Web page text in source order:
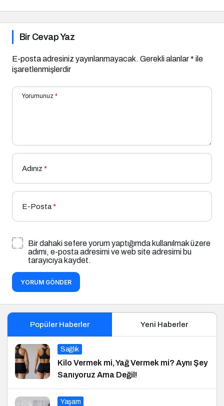
Bir Cevap Yaz
E-posta adresiniz yayınlanmayacak. Gerekli alanlar* ile
işaretlenmişlerdir
Yorumunuz *
Adınız *
E-Posta*
Bir dahaki sefere yorum yaptığımda kullanılmak üzere
adımı, e-posta adresimi ve web site adresimi bu
tarayıcıya kaydet.
YORUM GÖNDER
Popüler Haberler Yeni Haberler
Sağlık
Kilo Vermek mi, Yağ Vermek mi? Aynı Şey
Sanıyoruz Ama Değil!
Yaşam